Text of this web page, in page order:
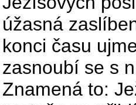
úžasná
konci času
zasnoubí se s
Znamená to: